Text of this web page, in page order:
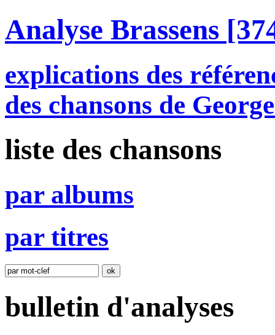
Analyse Brassens
explications des
des chansons de
liste des chansons
par albums
par titres
bulletin d'analyses